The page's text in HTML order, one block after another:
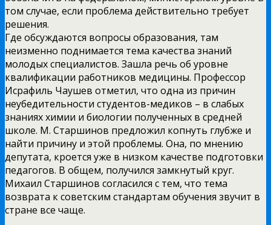
том случае, если проблема действительно требует
решения.
Где обсуждаются вопросы образования, там
неизменно поднимается тема качества знаний
молодых специалистов. Зашла речь об уровне
квалификации работников медицины. Профессор
Исрафиль Чаушев отметил, что одна из причин
неубедительности студентов-медиков – в слабых
знаниях химии и биологии полученных в средней
школе. М. Старшинов предложил копнуть глубже и
найти причину и этой проблемы. Она, по мнению
депутата, кроется уже в низком качестве подготовки
педагогов. В общем, получился замкнутый круг.
Михаил Старшинов согласился с тем, что тема
возврата к советским стандартам обучения звучит в
стране все чаще.